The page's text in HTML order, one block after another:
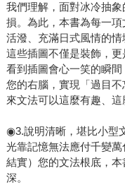
我們理解，面對冰冷抽
損。為此，本書為每一項
活潑、充滿日式風情的情
這些插圖不僅是裝飾，
看到插圖會心一笑的瞬
您的右腦，實現「過目
來文法可以這麼有趣、這
◉3.說明清晰，堪比小
光靠記憶無法應付千變
結實）您的文法根底，
深。